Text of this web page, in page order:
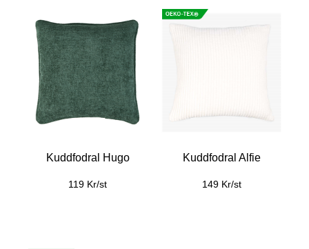
Kuddfodral Hugo
119 Kr/st
Kuddfodral Alfie
149 Kr/st